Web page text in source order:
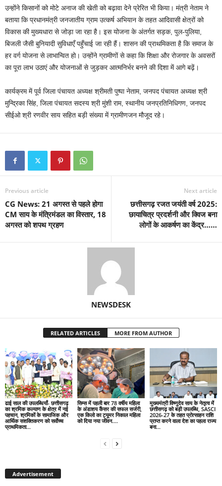
उन्होंने किसानों को मोटे अनाज की खेती को बढ़ावा देने प्रेरित भी किया। मंत्री नेताम ने
बताया कि प्रधानमंत्री जनजातीय ग्राम उत्कर्ष अभियान के तहत आदिवासी क्षेत्रों को
विकास की मुख्यधारा से जोड़ा जा रहा है। इस योजना के अंतर्गत सड़क, पुल-पुलिया,
बिजली जैसी बुनियादी सुविधाएँ पहुँचाई जा रही हैं। शासन की प्राथमिकता है कि समाज के
हर वर्ग योजना से लाभान्वित हो। उन्होंने ग्रामीणों से कहा कि शिक्षा और रोजगार के अवसरों
का पूरा लाभ उठाएं और योजनाओं से जुड़कर आत्मनिर्भर बनने की दिशा में आगे बढ़ें।
कार्यक्रम में पूर्व जिला पंचायत अध्यक्ष श्रीमती पुष्पा नेताम, जनपद पंचायत अध्यक्ष श्री
मुन्द्रिका सिंह, जिला पंचायत सदस्य श्री मुंशी राम, स्थानीय जनप्रतिनिधिगण, जनपद
सीईओ श्री रणवीर साय सहित बड़ी संख्या में ग्रामीणजन मौजूद रहे।
Previous article
CG News: 21 अगस्त से पहले होगा
CM साय के मंत्रिमंडल का विस्तार, 18
अगस्त को शपथ ग्रहण
Next article
छत्तीसगढ़ रजत जयंती वर्ष 2025:
छायाचित्र प्रदर्शनी और क्विज बना
लोगों के आकर्षण का केंद्र……
NEWSDESK
RELATED ARTICLES MORE FROM AUTHOR
ढाई साल की उपलब्धियाँ- छत्तीसगढ़
का श्रमिक कल्याण के क्षेत्र में नई
पहचान, श्रमिकों के सामाजिक और
आर्थिक सशक्तिकरण को सर्वाेच्च
प्राथमिकता…
सिम्स में पहली बार 78 वर्षीय महिला
के अंडाशय कैंसर की सफल सर्जरी,
एक किलो का ट्यूमर निकाल महिला
को दिया नया जीवन….
मुख्यमंत्री विष्णुदेव साय के नेतृत्व में
छत्तीसगढ़ को बड़ी उपलब्धि, SASCI
2026-27 के तहत प्रोत्साहन राशि
प्राप्त करने वाला देश का पहला राज्य
बना...
Advertisement